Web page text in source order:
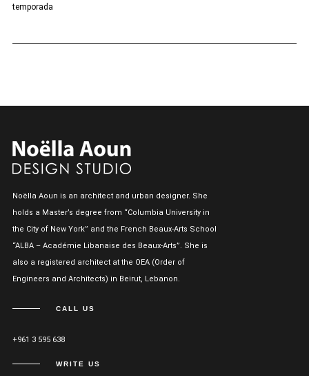
temporada
Noëlla Aoun is an architect and urban designer. She
holds a Master’s degree from “Columbia University in
the City of New York” and the French Beaux-Arts School
“ALBA – Académie Libanaise des Beaux-Arts”. She is
also a registered architect at the OEA (Order of
Engineers and Architects) in Beirut, Lebanon.
CALL US
+961 3 595 638
WRITE US